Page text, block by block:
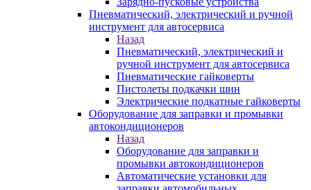
Пневматический, электрический и ручной
инструмент для автосервиса
Назад
Пневматический, электрический и
ручной инструмент для автосервиса
Пневматические гайковерты
Пистолеты подкачки шин
Электрические подкатные гайковерты
Оборудование для заправки и промывки
автокондиционеров
Назад
Оборудование для заправки и
промывки автокондиционеров
Автоматические установки для